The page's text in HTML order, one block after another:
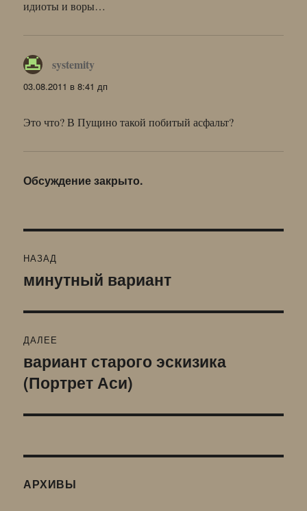
идиоты и воры…
systemity
03.08.2011 в 8:41 дп
Это что? В Пущино такой побитый асфальт?
Обсуждение закрыто.
по
НАЗАД
Предыдущая
минутный вариант
ДАЛЕЕ
Следующая
запись:
вариант старого эскизика
(Портрет Аси)
АРХИВЫ